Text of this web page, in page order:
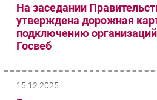
На заседании
утверждена дорожная
подключению
Госвеб
15.12.2025